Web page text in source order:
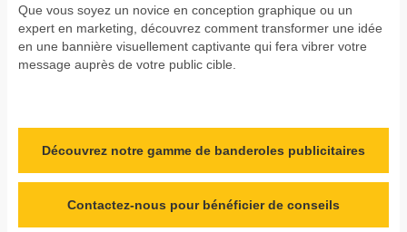
Que vous soyez un novice en conception graphique ou un
expert en marketing, découvrez comment transformer une idée
en une bannière visuellement captivante qui fera vibrer votre
message auprès de votre public cible.
Découvrez notre gamme de banderoles publicitaires
Contactez-nous pour bénéficier de conseils